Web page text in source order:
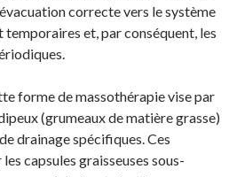
correcte vers le système
temporaires et, par conséquent, les
forme de massothérapie vise par
(grumeaux de matière grasse)
drainage spécifiques. Ces
capsules graisseuses sous-